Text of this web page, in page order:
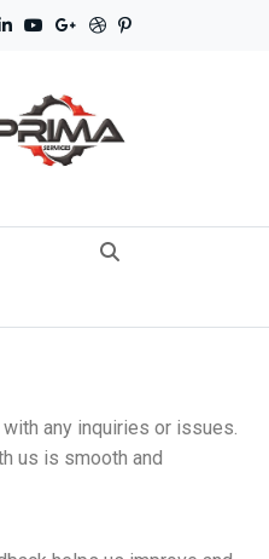
any inquiries or issues.
us is smooth and